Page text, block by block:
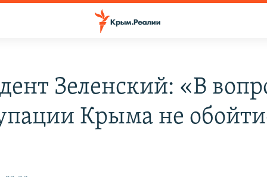
Зеленский: «В
Крыма не